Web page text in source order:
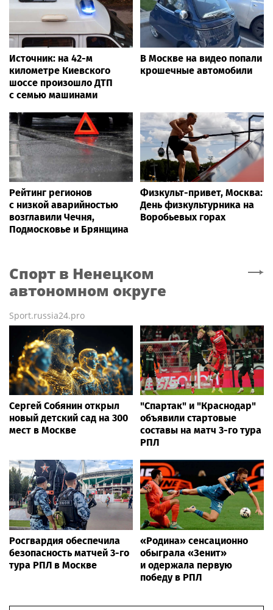
Источник: на 42-м
километре Киевского
шоссе произошло ДТП
с семью машинами
В Москве на видео попали
крошечные автомобили
Рейтинг регионов
с низкой аварийностью
возглавили Чечня,
Подмосковье и Брянщина
Физкульт-привет, Москва:
День физкультурника на
Воробьевых горах
Спорт в Ненецком
автономном округе
Sport.russia24.pro
Сергей Собянин открыл
новый детский сад на 300
мест в Москве
"Спартак" и "Краснодар"
объявили стартовые
составы на матч 3-го тура
РПЛ
Росгвардия обеспечила
безопасность матчей 3-го
тура РПЛ в Москве
«Родина» сенсационно
обыграла «Зенит»
и одержала первую
победу в РПЛ